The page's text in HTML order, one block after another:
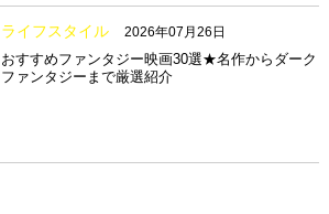
ライフスタイル 2026年07月26日
おすすめファンタジー映画30選★名作からダーク
ファンタジーまで厳選紹介